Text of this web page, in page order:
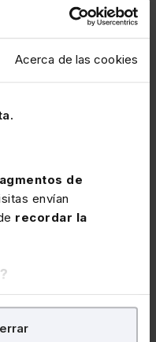
Acerca de las cookies
de
envían
recordar la
confines
tu experiencia
(1)
Arbitraje 2020-